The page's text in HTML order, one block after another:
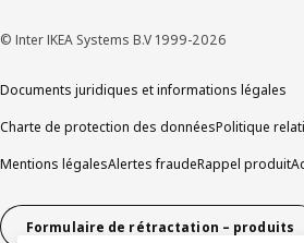
© Inter IKEA Systems B.V 1999-2026
Documents juridiques et informations légales
Charte de protection des donnéesPolitique
Mentions légalesAlertes fraudeRappel produit
Formulaire de rétractation – produits